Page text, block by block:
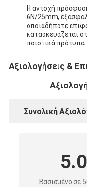
Η αντοχή
6N/25mm,
οποιαδήποτε
κατασκευάζεται
ποιοτικά πρότυπα.
Αξιολογήσεις &
Συνολική
5.0
Βασισμένο σε